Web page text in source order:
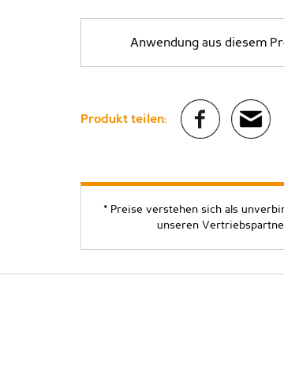
Anwendung aus diesem
Produkt teilen:
* Preise verstehen sich als
unseren